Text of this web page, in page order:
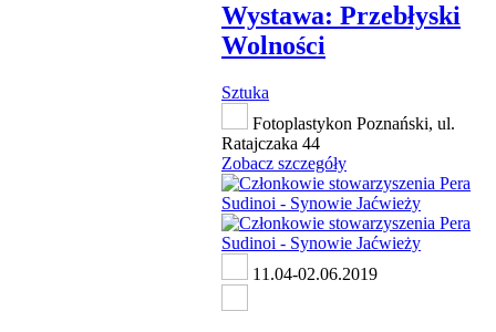
Wystawa: Przebłyski
Wolności
Sztuka
Fotoplastykon Poznański, ul.
Ratajczaka 44
Zobacz szczegóły
11.04-02.06.2019